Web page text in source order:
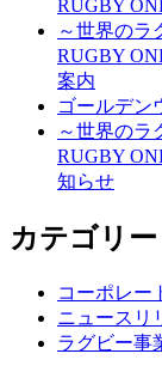
RUGBY
～世界のラ
RUGBY
案内
ゴールデン
～世界のラ
RUGBY
知らせ
カテゴリー
コーポレー
ニュースリ
ラグビー事